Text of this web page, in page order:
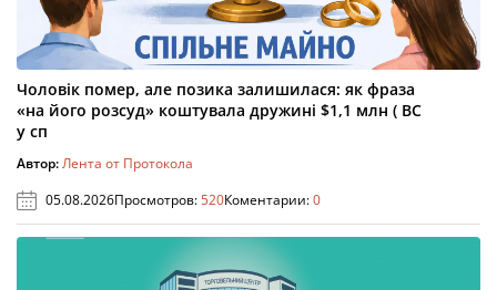
Чоловік помер, але позика залишилася: як фраза
«на його розсуд» коштувала дружині $1,1 млн ( ВС
у сп
Автор:Лента от Протокола
05.08.2026Просмотров:520Коментарии:0